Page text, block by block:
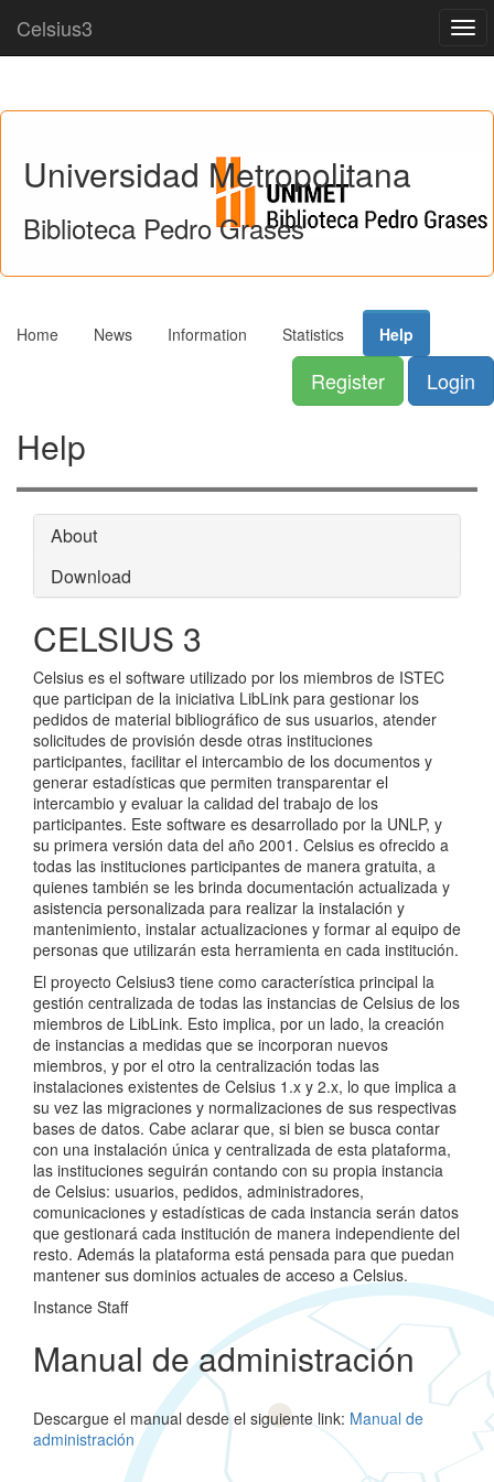
Celsius3
Universidad Metropolitana
Biblioteca Pedro Grases
Home News Information Statistics Help
Register Login
Help
About
Download
CELSIUS 3
Celsius es el software utilizado por los miembros de ISTEC
que participan de la iniciativa LibLink para gestionar los
pedidos de material bibliográfico de sus usuarios, atender
solicitudes de provisión desde otras instituciones
participantes, facilitar el intercambio de los documentos y
generar estadísticas que permiten transparentar el
intercambio y evaluar la calidad del trabajo de los
participantes. Este software es desarrollado por la UNLP, y
su primera versión data del año 2001. Celsius es ofrecido a
todas las instituciones participantes de manera gratuita, a
quienes también se les brinda documentación actualizada y
asistencia personalizada para realizar la instalación y
mantenimiento, instalar actualizaciones y formar al equipo de
personas que utilizarán esta herramienta en cada institución.
El proyecto Celsius3 tiene como característica principal la
gestión centralizada de todas las instancias de Celsius de los
miembros de LibLink. Esto implica, por un lado, la creación
de instancias a medidas que se incorporan nuevos
miembros, y por el otro la centralización todas las
instalaciones existentes de Celsius 1.x y 2.x, lo que implica a
su vez las migraciones y normalizaciones de sus respectivas
bases de datos. Cabe aclarar que, si bien se busca contar
con una instalación única y centralizada de esta plataforma,
las instituciones seguirán contando con su propia instancia
de Celsius: usuarios, pedidos, administradores,
comunicaciones y estadísticas de cada instancia serán datos
que gestionará cada institución de manera independiente del
resto. Además la plataforma está pensada para que puedan
mantener sus dominios actuales de acceso a Celsius.
Instance Staff
Manual de administración
Descargue el manual desde el siguiente link: Manual de
administración